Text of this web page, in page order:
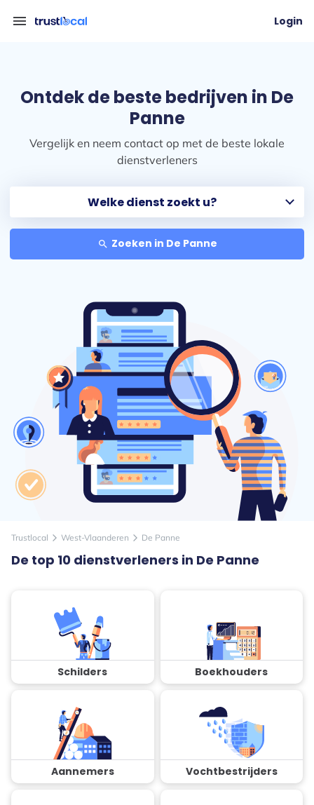
menu Login
Ontdek de beste bedrijven in De
Panne
Vergelijk en neem contact op met de beste lokale
dienstverleners
search Zoeken in De Panne
Trustlocal arrow_forward_ios West-Vlaanderen arrow_forward_ios De Panne
De top 10 dienstverleners in De Panne
Schilders Boekhouders
Aannemers Vochtbestrijders